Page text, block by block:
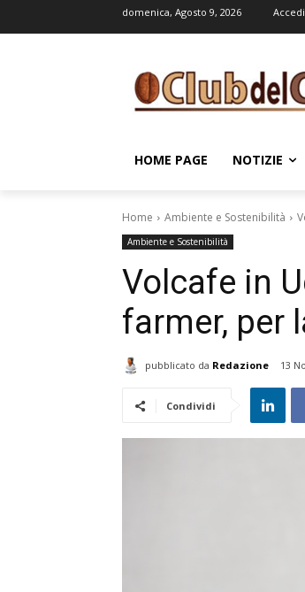
domenica, Agosto 9, 2026 Accedi
HOME PAGE NOTIZIE
Home Ambiente e Sostenibilità
Ambiente e Sostenibilità
Volcafe in
farmer, per
pubblicato da Redazione 13
Condividi